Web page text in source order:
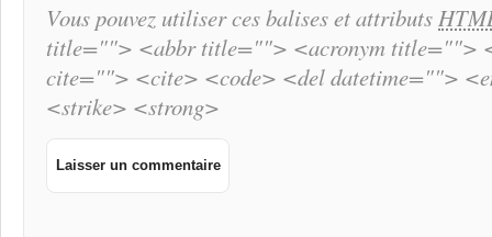
Vous pouvez utiliser ces balises et attributs
title=""> <abbr title=""> <acronym title="">
cite=""> <cite> <code> <del datetime="">
<strike> <strong>